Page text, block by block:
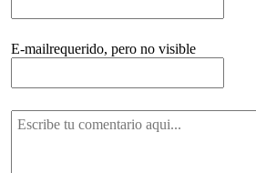
E-mailrequerido, pero no visible